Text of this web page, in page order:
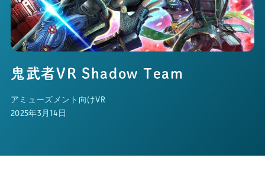
鬼武者VR Shadow Team
アミューズメント向けVR
2025年3月14日